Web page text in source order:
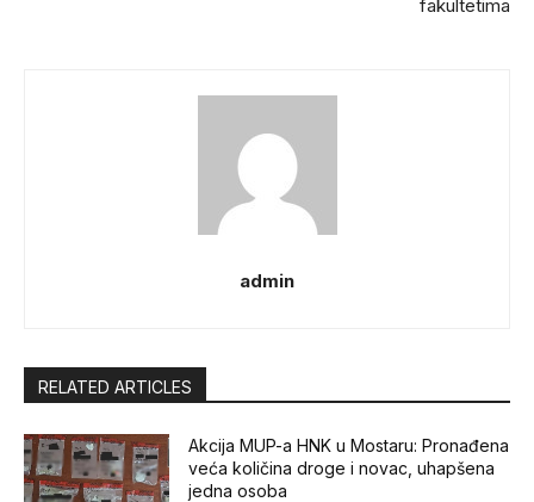
fakultetima
admin
RELATED ARTICLES
Akcija MUP-a HNK u Mostaru: Pronađena
veća količina droge i novac, uhapšena
jedna osoba